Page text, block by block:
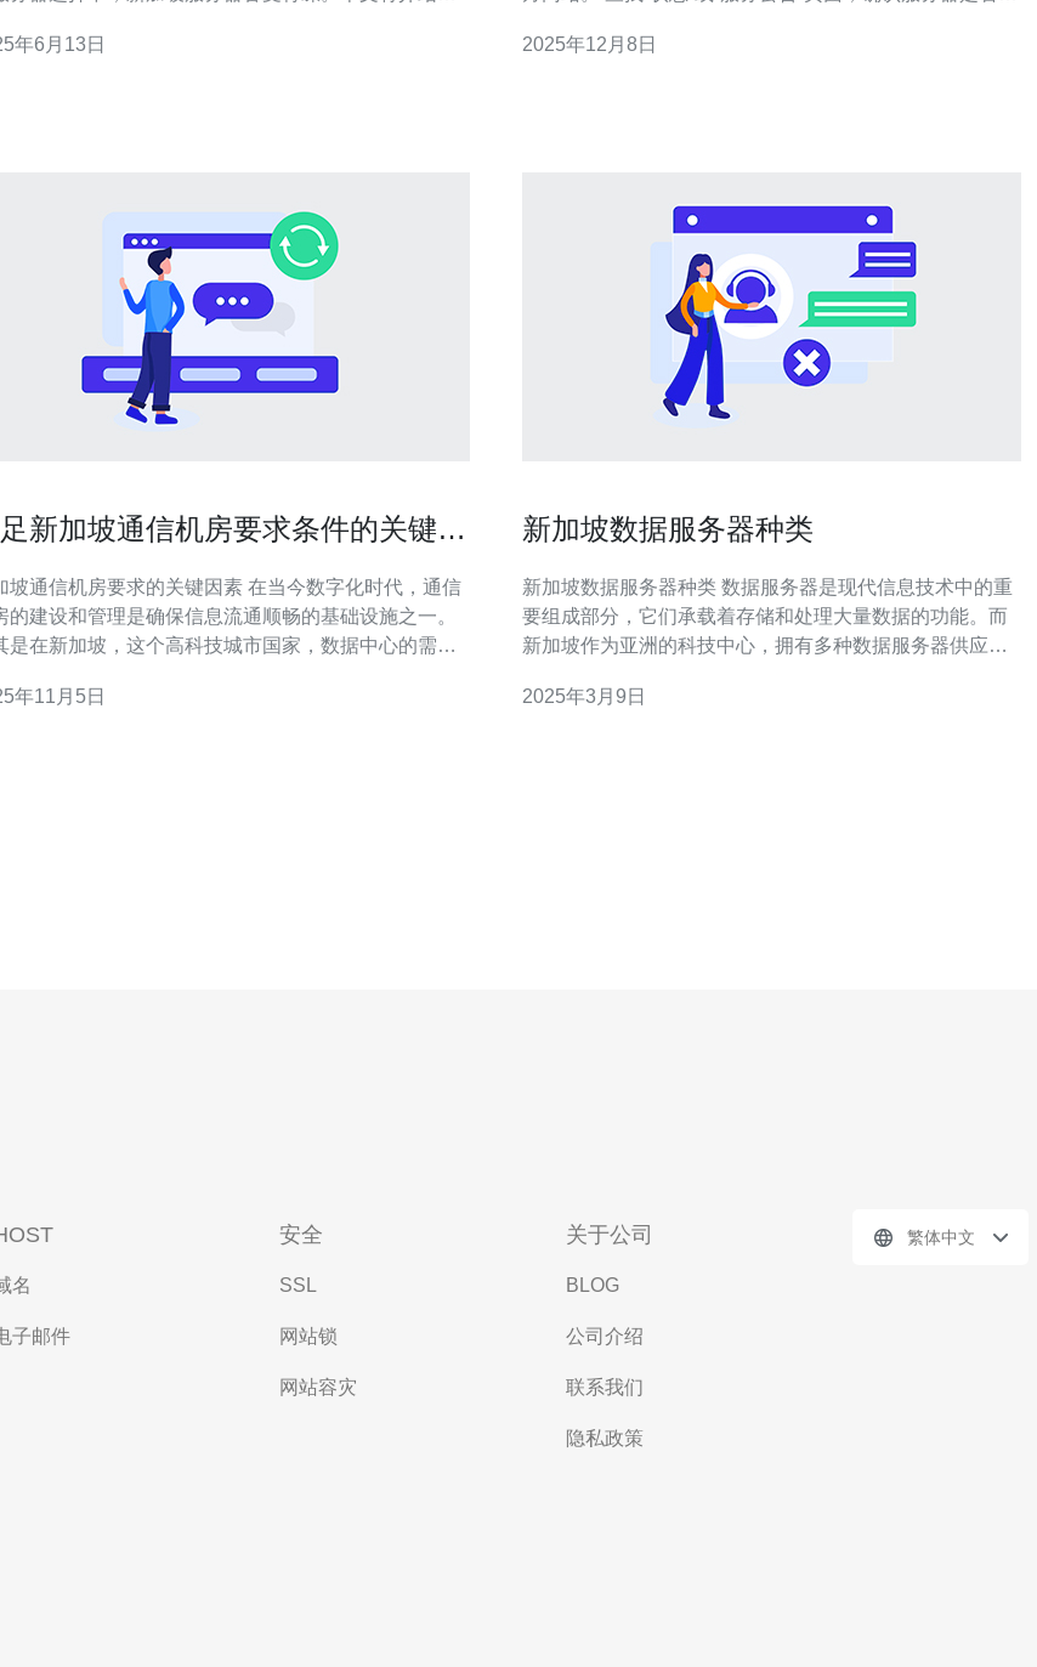
的重要枢纽，与中国、印度、澳大利亚等国家距离较
年6月13日
知。 通过这种方式，可以有效判断问
2025年12月8日
新加坡通信机房要求条件的关键因
坡通信机房要求的关键因素 在当今数字化时代，通信
的建设和管理是确保信息流通顺畅的基础设施之一。
是在新加坡，这个高科技城市国家，数据中心的需求
素，帮助企业更好地理解建设和选择适合的机房。 以
年11月5日
新加坡数据服务器种类
新加坡数据服务器种类 数据服务器是现代信息技术中的重
要组成部分，它们承载着存储和处理大量数据的功能。而
新加坡作为亚洲的科技中心，拥有多种数据服务器供应商
种将多个用户的数据存储在同一台服务器上的解决方案。
2025年3月9日
名
子邮件
安全
SSL
网站锁
网站容灾
关于公司
BLOG
公司介绍
联系我们
隐私政策
繁体中文